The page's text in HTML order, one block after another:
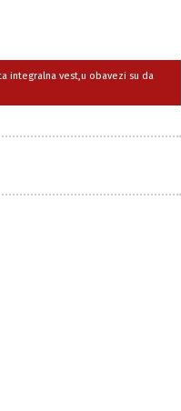
integralna vest,u obavezi su da